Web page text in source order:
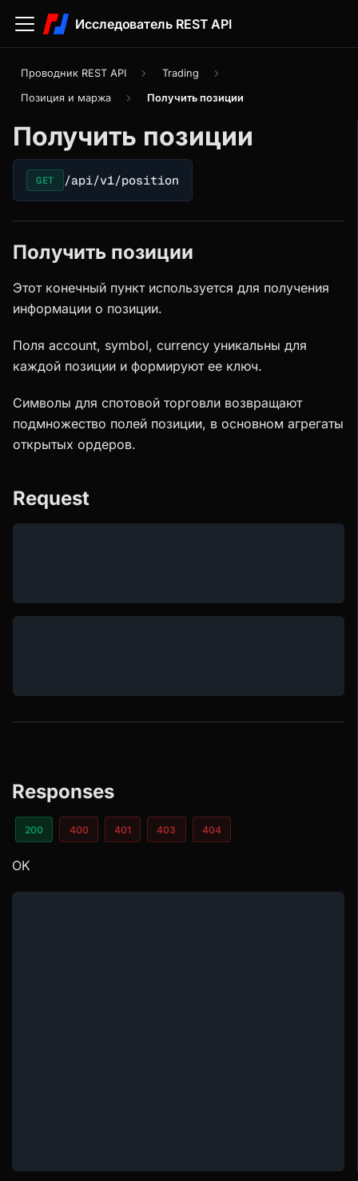
Исследователь REST API
Проводник REST API Trading
Позиция и маржа Получить позиции
Получить позиции
GET /api/v1/position
Получить позиции
Этот конечный пункт используется для получения
информации о позиции.
Поля account, symbol, currency уникальны для
каждой позиции и формируют ее ключ.
Символы для спотовой торговли возвращают
подмножество полей позиции, в основном агрегаты
открытых ордеров.
Request
Responses
200 400 401 403 404
OK